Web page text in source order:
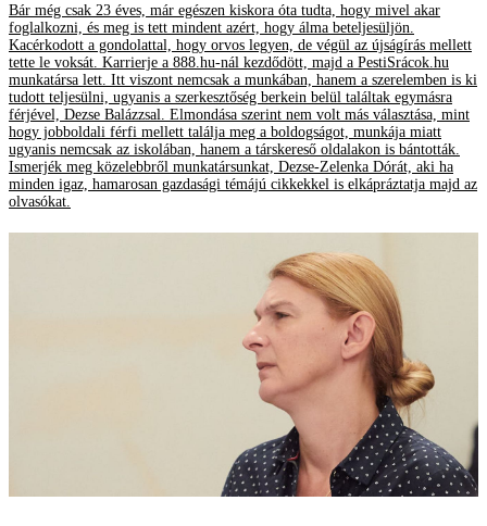
Bár még csak 23 éves, már egészen kiskora óta tudta, hogy mivel akar
foglalkozni, és meg is tett mindent azért, hogy álma beteljesüljön.
Kacérkodott a gondolattal, hogy orvos legyen, de végül az újságírás mellett
tette le voksát. Karrierje a 888.hu-nál kezdődött, majd a PestiSrácok.hu
munkatársa lett. Itt viszont nemcsak a munkában, hanem a szerelemben is ki
tudott teljesülni, ugyanis a szerkesztőség berkein belül találtak egymásra
férjével, Dezse Balázzsal. Elmondása szerint nem volt más választása, mint
hogy jobboldali férfi mellett találja meg a boldogságot, munkája miatt
ugyanis nemcsak az iskolában, hanem a társkereső oldalakon is bántották.
Ismerjék meg közelebbről munkatársunkat, Dezse-Zelenka Dórát, aki ha
minden igaz, hamarosan gazdasági témájú cikkekkel is elkápráztatja majd az
olvasókat.